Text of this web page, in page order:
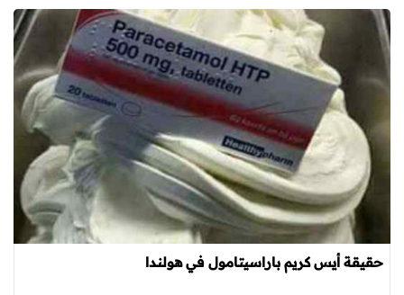
حقيقة أيس كريم باراسيتامول في هولندا